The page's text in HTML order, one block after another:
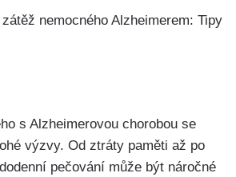
s Alzheimerovou chorobou se
výzvy. Od ztráty paměti až po
pečování může být náročné